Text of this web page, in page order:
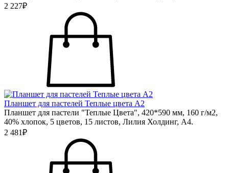
2 227₽
Планшет для пастелей Теплые цвета А2
Планшет для пастели "Теплые Цвета", 420*590 мм, 160 г/м2,
40% хлопок, 5 цветов, 15 листов, Лилия Холдинг, А4.
2 481₽